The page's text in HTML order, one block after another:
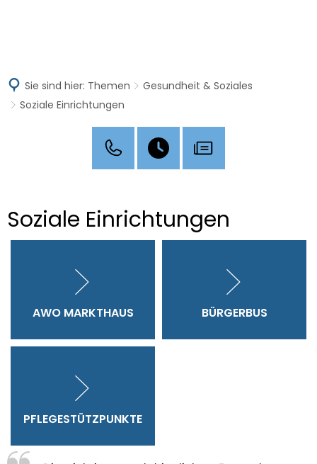
Sie sind hier: Themen
Gesundheit & Soziales
Soziale Einrichtungen
Soziale
Einrichtungen
Soziale Einrichtungen
AWO MARKTHAUS BÜRGERBUS
PFLEGESTÜTZPUNKTE